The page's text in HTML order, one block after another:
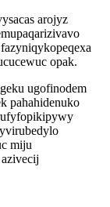
arojyz
opak.
ugofinodem
pahahidenuko
miju